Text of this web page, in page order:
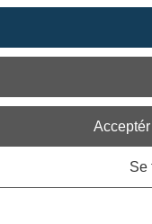
Se
kan du se forskellige